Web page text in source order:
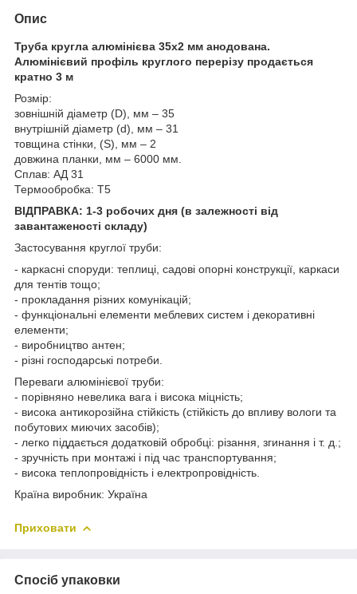
Опис
Труба кругла алюмінієва 35х2 мм анодована.
Алюмінієвий профіль круглого перерізу продається
кратно 3 м
Розмір:
зовнішній діаметр (D), мм – 35
внутрішній діаметр (d), мм – 31
товщина стінки, (S), мм – 2
довжина планки, мм – 6000 мм.
Сплав: АД 31
Термообробка: Т5
ВІДПРАВКА: 1-3 робочих дня (в залежності від
завантаженості складу)
Застосування круглої труби:
- каркасні споруди: теплиці, садові опорні конструкції, каркаси
для тентів тощо;
- прокладання різних комунікацій;
- функціональні елементи меблевих систем і декоративні
елементи;
- виробництво антен;
- різні господарські потреби.
Переваги алюмінієвої труби:
- порівняно невелика вага і висока міцність;
- висока антикорозійна стійкість (стійкість до впливу вологи та
побутових миючих засобів);
- легко піддається додатковій обробці: різання, згинання і т. д.;
- зручність при монтажі і під час транспортування;
- висока теплопровідність і електропровідність.
Країна виробник: Україна
Приховати
Спосіб упаковки